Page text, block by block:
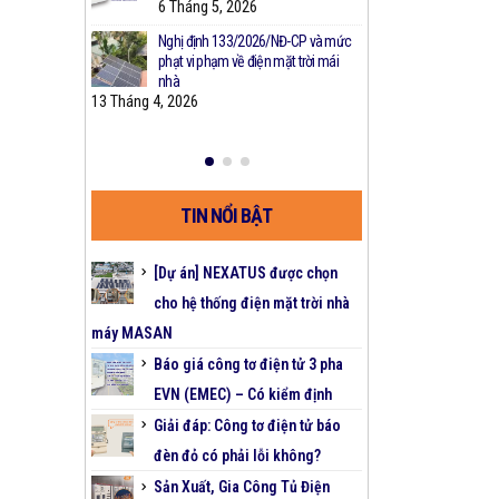
6 Tháng 5, 2026
Nghị định 133/2026/NĐ-CP và mức
phạt vi phạm về điện mặt trời mái
nhà
13 Tháng 4, 2026
TIN NỔI BẬT
[Dự án] NEXATUS được chọn
cho hệ thống điện mặt trời nhà
máy MASAN
Báo giá công tơ điện tử 3 pha
EVN (EMEC) – Có kiểm định
Giải đáp: Công tơ điện tử báo
đèn đỏ có phải lỗi không?
Sản Xuất, Gia Công Tủ Điện